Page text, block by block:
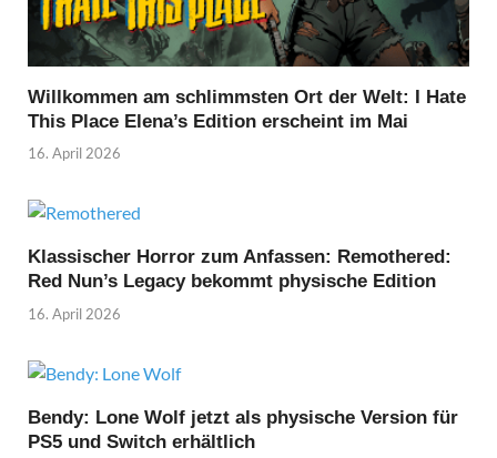
Willkommen am schlimmsten Ort der Welt: I Hate
This Place Elena’s Edition erscheint im Mai
16. April 2026
Klassischer Horror zum Anfassen: Remothered:
Red Nun’s Legacy bekommt physische Edition
16. April 2026
Bendy: Lone Wolf jetzt als physische Version für
PS5 und Switch erhältlich